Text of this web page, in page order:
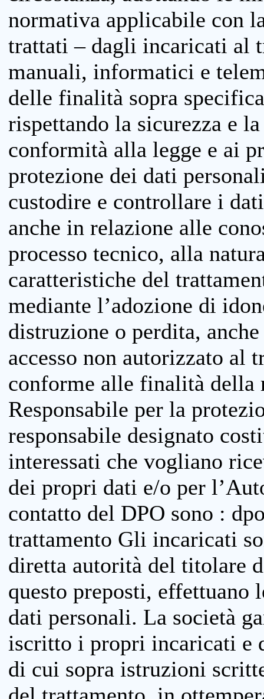
normativa applicabile con
trattati – dagli incaricati al
manuali, informatici e
delle finalità sopra
rispettando la sicurezza e
conformità alla legge e ai
protezione dei dati
custodire e controllare i
anche in relazione alle
processo tecnico, alla
caratteristiche del
mediante l’adozione di
distruzione o perdita,
accesso non autorizzato al
conforme alle finalità della
Responsabile per la
responsabile designato
interessati che vogliano
dei propri dati e/o per
contatto del DPO sono :
trattamento Gli incaricati
diretta autorità del titolare
questo preposti, effettuano
dati personali. La società
iscritto i propri incaricati e
di cui sopra istruzioni